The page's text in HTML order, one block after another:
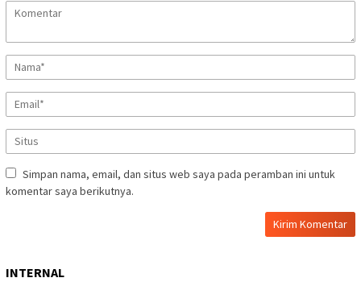
Simpan nama, email, dan situs web saya pada peramban ini untuk
komentar saya berikutnya.
INTERNAL